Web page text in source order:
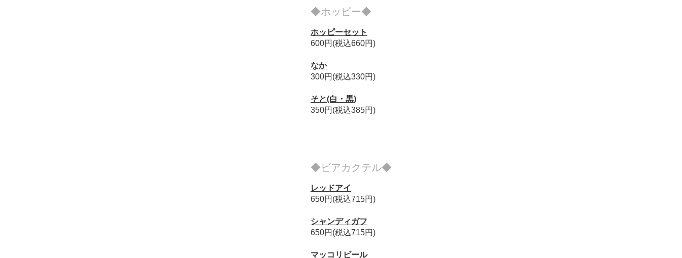
◆ホッピー◆
ホッピーセット
600円(税込660円)
なか
300円(税込330円)
そと(白・黒)
350円(税込385円)
◆ビアカクテル◆
レッドアイ
650円(税込715円)
シャンディガフ
650円(税込715円)
マッコリビール